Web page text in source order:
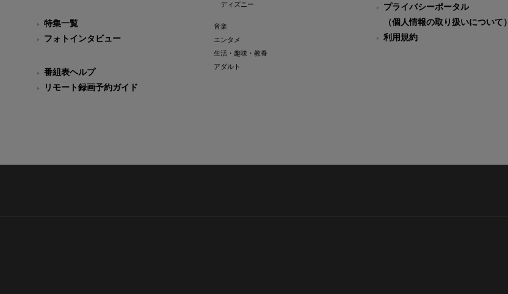
特集一覧
フォトインタビュー
番組表ヘルプ
リモート録画予約ガイド
ディズニー
音楽
エンタメ
生活・趣味・教養
アダルト
プライバシーポータル
（個人情報の取り扱いについて）
利用規約